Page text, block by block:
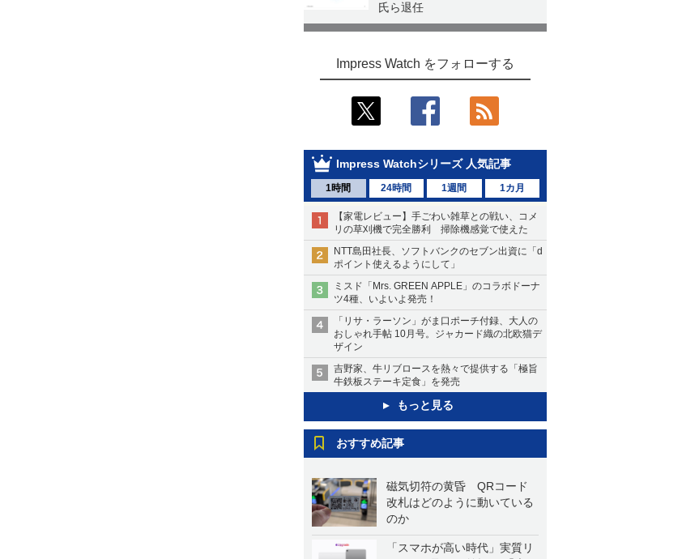
氏ら退任
Impress Watch をフォローする
Impress Watchシリーズ 人気記事
1時間 24時間 1週間 1カ月
【家電レビュー】手ごわい雑草との戦い、コメ
リの草刈機で完全勝利 掃除機感覚で使えた
NTT島田社長、ソフトバンクのセブン出資に「d
ポイント使えるようにして」
ミスド「Mrs. GREEN APPLE」のコラボドーナ
ツ4種、いよいよ発売！
「リサ・ラーソン」がま口ポーチ付録、大人の
おしゃれ手帖 10月号。ジャカード織の北欧猫デ
ザイン
吉野家、牛リブロースを熱々で提供する「極旨
牛鉄板ステーキ定食」を発売
もっと見る
おすすめ記事
磁気切符の黄昏 QRコード
改札はどのように動いている
のか
「スマホが高い時代」実質リ